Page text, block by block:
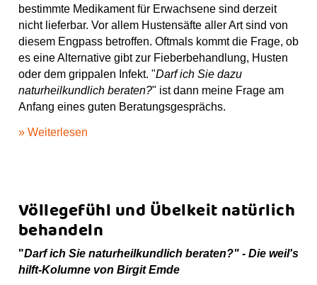
bestimmte Medikament für Erwachsene sind derzeit
nicht lieferbar. Vor allem Hustensäfte aller Art sind von
diesem Engpass betroffen. Oftmals kommt die Frage, ob
es eine Alternative gibt zur Fieberbehandlung, Husten
oder dem grippalen Infekt. "Darf ich Sie dazu
naturheilkundlich beraten?" ist dann meine Frage am
Anfang eines guten Beratungsgesprächs.
» Weiterlesen
Völlegefühl und Übelkeit natürlich
behandeln
"Darf ich Sie naturheilkundlich beraten?" - Die weil's
hilft-Kolumne von Birgit Emde